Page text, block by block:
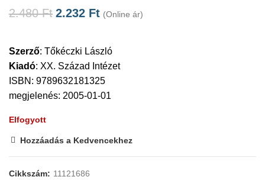
2.480Ft 2.232 Ft (Online ár)
Szerző: Tőkéczki László
Kiadó: XX. Század Intézet
ISBN: 9789632181325
megjelenés: 2005-01-01
Elfogyott
Hozzáadás a Kedvencekhez
Cikkszám: 11121686